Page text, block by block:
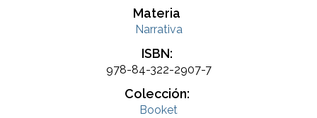
Materia
Narrativa
ISBN:
978-84-322-2907-7
Colección:
Booket